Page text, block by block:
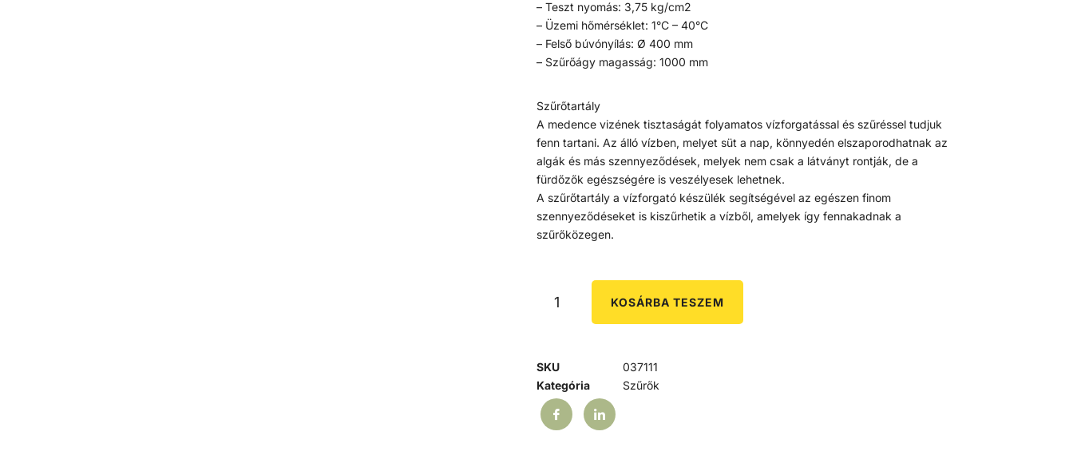
– Teszt nyomás: 3,75 kg/cm2
– Üzemi hőmérséklet: 1°C – 40°C
– Felső búvónyílás: Ø 400 mm
– Szűrőágy magasság: 1000 mm
Szűrőtartály
A medence vizének tisztaságát folyamatos vízforgatással és szűréssel tudjuk
fenn tartani. Az álló vízben, melyet süt a nap, könnyedén elszaporodhatnak az
algák és más szennyeződések, melyek nem csak a látványt rontják, de a
fürdőzők egészségére is veszélyesek lehetnek.
A szűrőtartály a vízforgató készülék segítségével az egészen finom
szennyeződéseket is kiszűrhetik a vízből, amelyek így fennakadnak a
szűrőközegen.
KOSÁRBA TESZEM
SKU
037111
Kategória
Szűrők